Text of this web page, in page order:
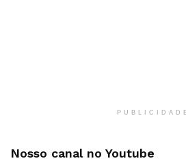
Nosso canal no Youtube